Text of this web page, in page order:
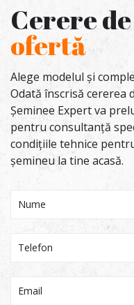
Cerere de
ofertă
Alege modelul și
Odată înscrisă
Șeminee Expert va
pentru consultanță
condițiile tehnice
șemineu la tine acasă.